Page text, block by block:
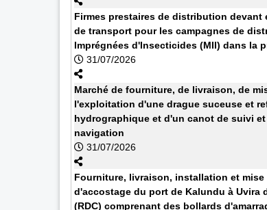
Firmes prestaires de distribution devant
de transport pour les campagnes de
Imprégnées d'Insecticides (MII) dans la
31/07/2026
Marché de fourniture, de livraison, de
l'exploitation d'une drague suceuse et
hydrographique et d'un canot de suivi
navigation
31/07/2026
Fourniture, livraison, installation et
d'accostage du port de Kalundu à Uvira
(RDC) comprenant des bollards